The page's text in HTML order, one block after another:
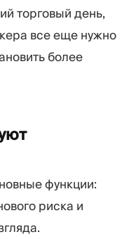
торговый день,
все еще нужно
более
функции:
риска и